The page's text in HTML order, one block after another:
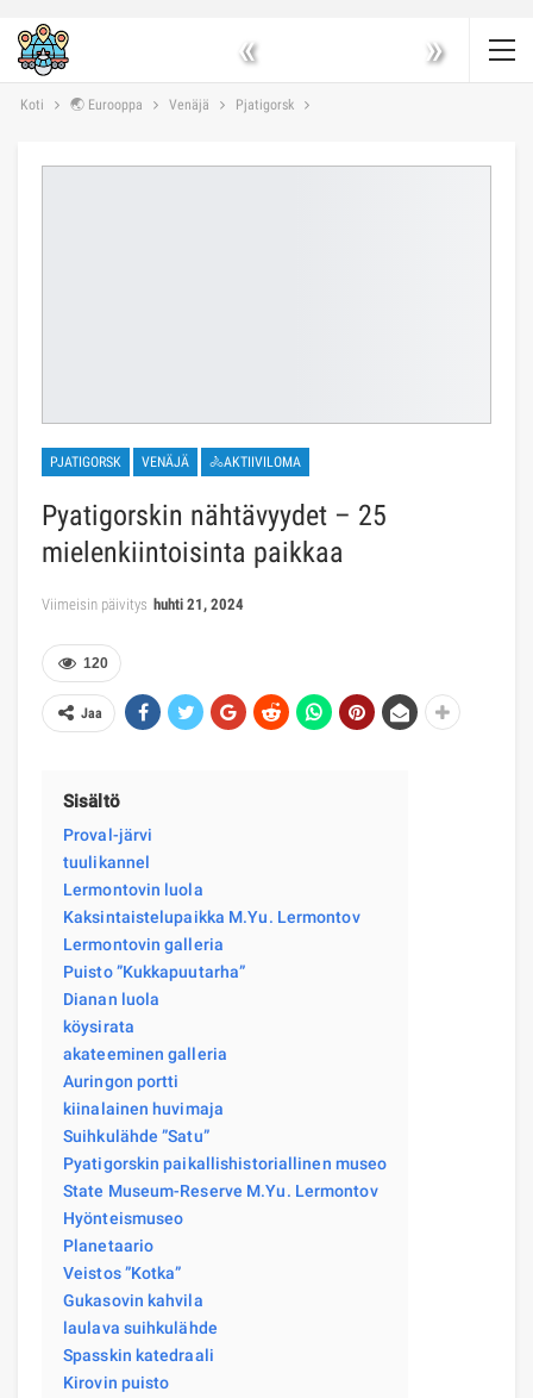
« »
Koti 🌏 Eurooppa Venäjä Pjatigorsk
PJATIGORSK VENÄJÄ 🚴AKTIIVILOMA
Pyatigorskin nähtävyydet – 25
mielenkiintoisinta paikkaa
Viimeisin päivitys huhti 21, 2024
120
Jaa
Sisältö
Proval-järvi
tuulikannel
Lermontovin luola
Kaksintaistelupaikka M.Yu. Lermontov
Lermontovin galleria
Puisto ”Kukkapuutarha”
Dianan luola
köysirata
akateeminen galleria
Auringon portti
kiinalainen huvimaja
Suihkulähde ”Satu”
Pyatigorskin paikallishistoriallinen museo
State Museum-Reserve M.Yu. Lermontov
Hyönteismuseo
Planetaario
Veistos ”Kotka”
Gukasovin kahvila
laulava suihkulähde
Spasskin katedraali
Kirovin puisto